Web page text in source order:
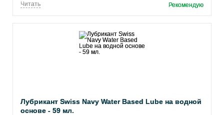
Читать Рекомендую
Лубрикант Swiss Navy Water Based Lube на водной
основе - 59 мл.